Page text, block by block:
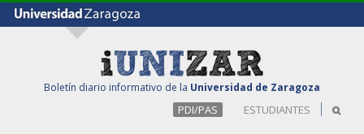
Boletín diario informativo de la Universidad de Zaragoza
PDI/PAS ESTUDIANTES